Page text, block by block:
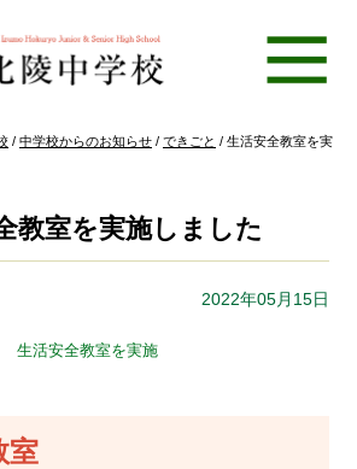
/ 中学校からのお知らせ / できごと / 生活安全教室を実
教室を実施しました
2022年05月15日
生活安全教室を実施
室